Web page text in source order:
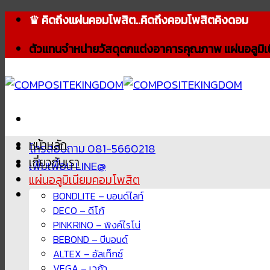
Skip
content
♛ คิดถึงแผ่นคอมโพสิต..คิดถึงคอมโพสิตคิงดอม
ตัวแทนจำหน่ายวัสดุตกแต่งอาคารคุณภาพ แผ่นอลูมิ
โทรสอบถาม 081-5660218
เพิ่มเพื่อน LINE@
หน้าหลัก
เกี่ยวกับเรา
แผ่นอลูมิเนียมคอมโพสิต
BONDLITE – บอนด์ไลท์
DECO – ดีโก้
PINKRINO – พิงค์ไรโน่
BEBOND – บีบอนด์
ALTEX – อัลเท็กซ์